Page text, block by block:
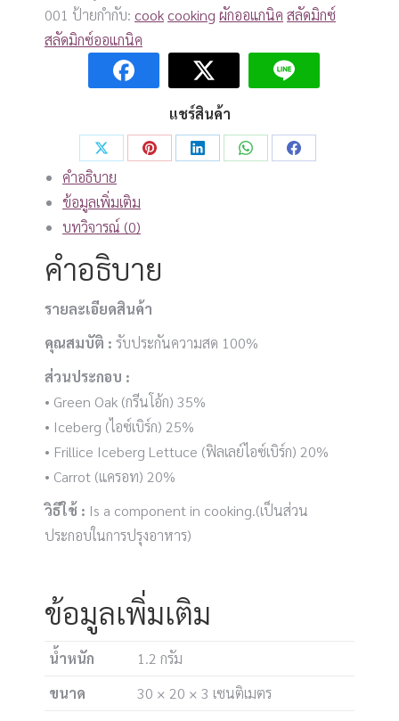
Mix
ชิ้น
001 ป้ายกำกับ: cook cooking ผักออแกนิค สลัดมิกซ์
สลัดมิกซ์ออแกนิค
แชร์สินค้า
Share
on
X
Share
Share
Share
Share
คำอธิบาย
ข้อมูลเพิ่มเติม
บทวิจารณ์ (0)
คำอธิบาย
รายละเอียดสินค้า
คุณสมบัติ : รับประกันความสด 100%
ส่วนประกอบ :
• Green Oak (กรีนโอ้ก) 35%
• Iceberg (ไอซ์เบิร์ก) 25%
• Frillice Iceberg Lettuce (ฟิลเลย์ไอซ์เบิร์ก) 20%
• Carrot (แครอท) 20%
วิธีใช้ : Is a component in cooking.(เป็นส่วน
ประกอบในการปรุงอาหาร)
ข้อมูลเพิ่มเติม
น้ำหนัก
1.2 กรัม
ขนาด
30 × 20 × 3 เซนติเมตร